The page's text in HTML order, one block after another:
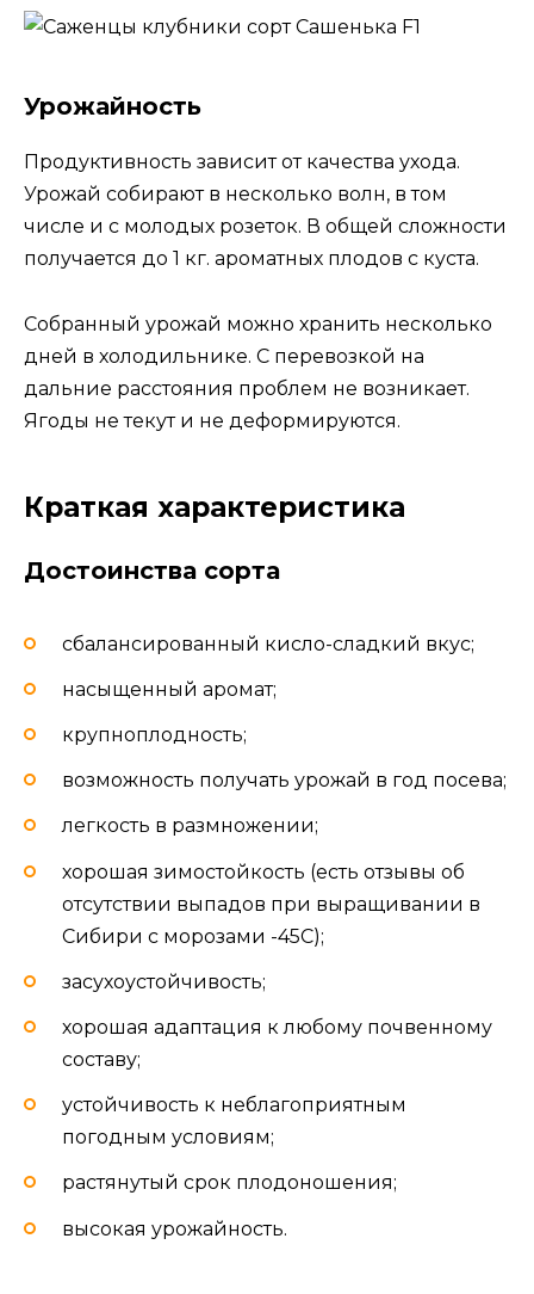
Урожайность
Продуктивность зависит от качества ухода.
Урожай собирают в несколько волн, в том
числе и с молодых розеток. В общей сложности
получается до 1 кг. ароматных плодов с куста.
Собранный урожай можно хранить несколько
дней в холодильнике. С перевозкой на
дальние расстояния проблем не возникает.
Ягоды не текут и не деформируются.
Краткая характеристика
Достоинства сорта
сбалансированный кисло-сладкий вкус;
насыщенный аромат;
крупноплодность;
возможность получать урожай в год посева;
легкость в размножении;
хорошая зимостойкость (есть отзывы об
отсутствии выпадов при выращивании в
Сибири с морозами -45С);
засухоустойчивость;
хорошая адаптация к любому почвенному
составу;
устойчивость к неблагоприятным
погодным условиям;
растянутый срок плодоношения;
высокая урожайность.